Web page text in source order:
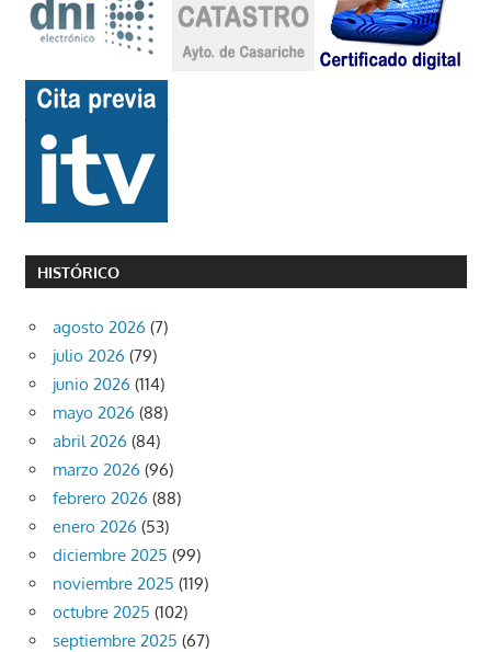
HISTÓRICO
agosto 2026 (7)
julio 2026 (79)
junio 2026 (114)
mayo 2026 (88)
abril 2026 (84)
marzo 2026 (96)
febrero 2026 (88)
enero 2026 (53)
diciembre 2025 (99)
noviembre 2025 (119)
octubre 2025 (102)
septiembre 2025 (67)